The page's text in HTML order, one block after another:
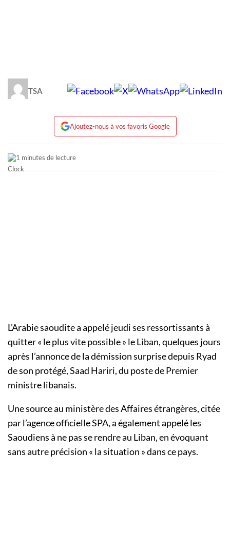
TSA
Ajoutez-nous à vos favoris Google
1 minutes de lecture
L’Arabie saoudite a appelé jeudi ses ressortissants à
quitter « le plus vite possible » le Liban, quelques jours
après l’annonce de la démission surprise depuis Ryad
de son protégé, Saad Hariri, du poste de Premier
ministre libanais.
Une source au ministère des Affaires étrangères, citée
par l’agence officielle SPA, a également appelé les
Saoudiens à ne pas se rendre au Liban, en évoquant
sans autre précision « la situation » dans ce pays.